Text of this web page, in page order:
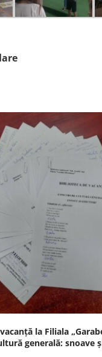
la Filiala
generală: snoave